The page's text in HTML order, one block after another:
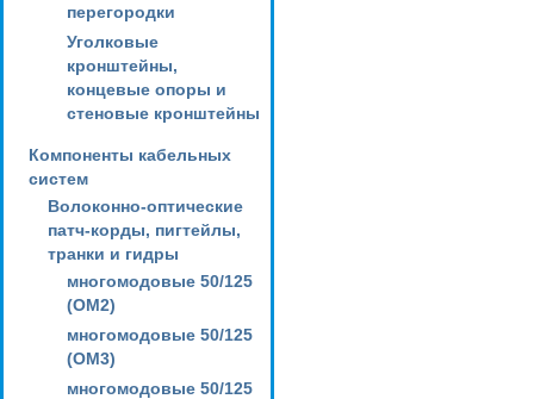
перегородки
Уголковые
кронштейны,
концевые опоры и
стеновые кронштейны
Компоненты кабельных
систем
Волоконно-оптические
патч-корды, пигтейлы,
транки и гидры
многомодовые 50/125
(OM2)
многомодовые 50/125
(OM3)
многомодовые 50/125